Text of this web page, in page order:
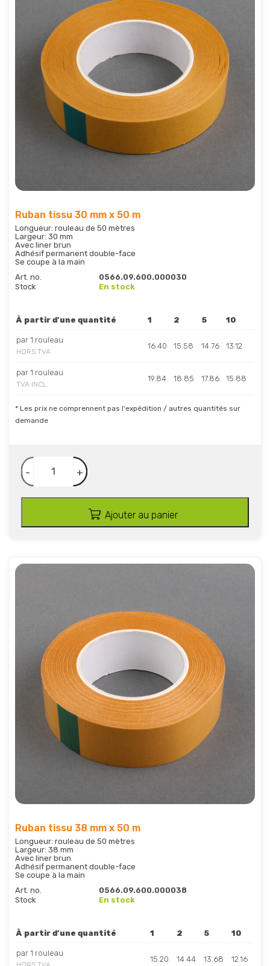
Ruban tissu 30 mm x 50 m
Longueur: rouleau de 50 mètres
Largeur: 30 mm
Avec liner brun
Adhésif permanent double-face
Se coupe à la main
Art. no.
0566.09.600.000030
Stock
En stock
À partir d’une quantité 1 2 5 10
par 1 rouleau
HORS TVA
16.40 15.58 14.76 13.12
par 1 rouleau
TVA INCL.
19.84 18.85 17.86 15.88
* Les prix ne comprennent pas l'expédition / autres quantités sur
demande
- +
Ajouter au panier
Ruban tissu 38 mm x 50 m
Longueur: rouleau de 50 mètres
Largeur: 38 mm
Avec liner brun
Adhésif permanent double-face
Se coupe à la main
Art. no.
0566.09.600.000038
Stock
En stock
À partir d’une quantité 1 2 5 10
par 1 rouleau
15.20 14.44 13.68 12.16